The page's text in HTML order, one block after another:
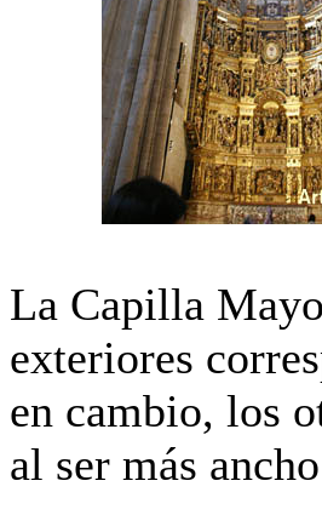
La Capilla
exteriores
en cambio, los
al ser más